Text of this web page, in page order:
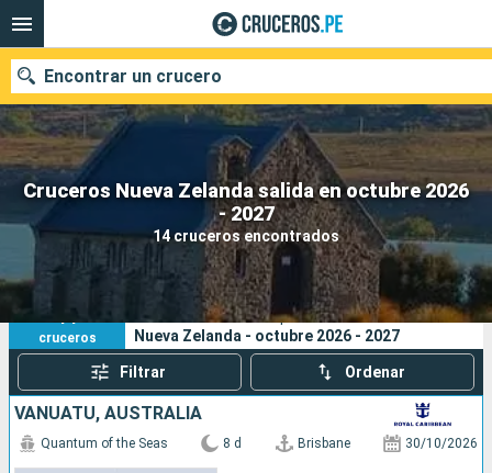
Cruceros Nueva Zelanda salida en octubre 2026
- 2027
14 cruceros encontrados
Encontrar un crucero
Nuestros destinos
Fecha de salida
Puertos Compañías
Buscar
14
cruceros
Sus criterios de búsqueda:
Nueva Zelanda - octubre 2026 - 2027
Filtrar Ordenar
VANUATU, AUSTRALIA
Quantum of the Seas 8 d Brisbane 30/10/2026